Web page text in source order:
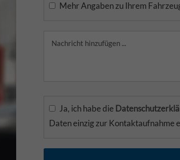
Mehr Angaben zu Ihrem
Ja, ich habe die
Daten einzig zur Kontaktaufnahme